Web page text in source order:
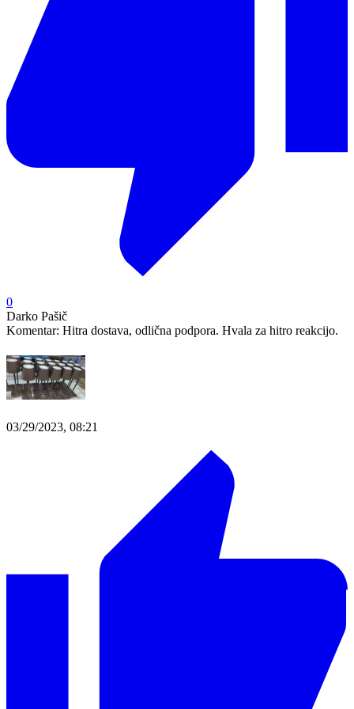
0
Darko Pašič
Komentar: Hitra dostava, odlična podpora. Hvala za hitro reakcijo.
03/29/2023, 08:21